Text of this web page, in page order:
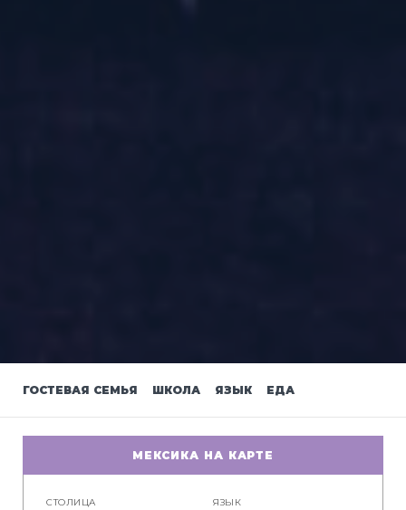
ГОСТЕВАЯ СЕМЬЯ ШКОЛА ЯЗЫК ЕДА
МЕКСИКА НА КАРТЕ
СТОЛИЦА ЯЗЫК